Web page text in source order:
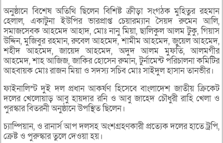
অনুষ্ঠানে বিশেষ অতিথি ছিলেন বিশিষ্ট ক্রীড়া সংগঠক মুহিতুর রহমান
হেলাল, একাটুনা ইউপির ভারপ্রাপ্ত চেয়ারম্যান সৈয়দ রুমেন আলি,
সমাজসেবক আহমেদ আহাদ, মোঃ নানু মিয়া, ছালিকুল আলম টুকু, গিয়াস
উদ্দিন, মুজিবুর রহমান, রুবেল আহমেদ, শামীম আহমেদ, জুয়েল আহমেদ,
শহীদ আহমেদ, জায়েদ আহমেদ, অদুদ আলম মুফতি, আলমগীর
আহমেদ, শাহ আজিজ, জাকির হোসেন রুমান, টুর্নামেন্ট পরিচালনা কমিটির
আহবায়ক মোঃ রাজন মিয়া ও সদস্য সচিব মোঃ সাইদুল হাসান তানভীর।
ফাইনালিস্ট দুই দল প্রধান আকর্ষণ হিসেবে বাংলাদেশ জাতীয় ক্রিকেট
দলের খেলোয়াড় আবু হায়দার রনি ও আবু জাহেদ চৌধুরী রাহি খেলা ও
পুরস্কার বিতরনী অনুষ্ঠানে উপস্থিত ছিলেন।
চ্যাম্পিয়ান, ও রানার্স আপ দলসহ অংশগ্রহণকারী প্রত্যেক দলের হাতে ট্রপি,
ক্রেষ্ট ও পুরুস্কার তুলে দেওয়া হয়।